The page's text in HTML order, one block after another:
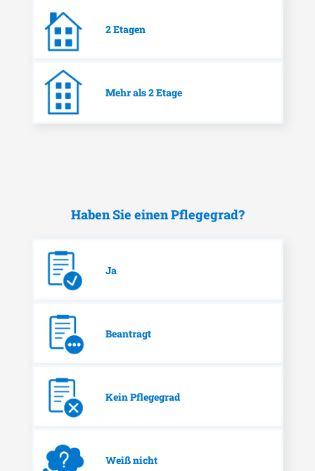
2 Etagen
Mehr als 2 Etage
Haben Sie einen Pflegegrad?
Ja
Beantragt
Kein Pflegegrad
Weiß nicht